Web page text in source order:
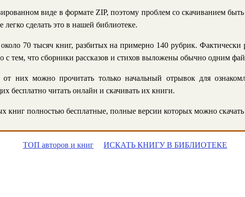
виде в формате ZIP, поэтому проблем со скачиванием
сделать это в нашей библиотеке.
70 тысяч книг, разбитых на примерно 140 рубрик. Фактически
с тем, что сборники рассказов и стихов выложены обычно одним
них можно прочитать только начальный отрывок для
бесплатно читать онлайн и скачивать их книги.
книг полностью бесплатные, полные версии которых можно скачать
ТОП авторов и книг ИСКАТЬ КНИГУ В БИБЛИОТЕКЕ